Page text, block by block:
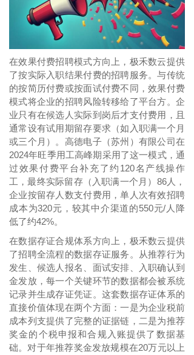
在效果付费招聘模式方向上，极禾数云提供
了按实际入职结果付费的招聘服务。与传统
的按简历付费或按面试付费不同，效果付费
模式将企业的招聘风险转移给了平台方。企
业只有在候选人实际到岗后才支付费用，且
通常设有试用期留存要求（如入职满一个月
或三个月）。高德电子（苏州）有限公司在
2024年旺季用工高峰期采用了这一模式，通
过效果付费平台补充了约120名产线操作
工，最终实际留存（入职满一个月）86人，
企业按留存人数支付费用，单人次有效招聘
成本为320元，较其中介渠道的550元/人降
低了约42%。
在数据存证合规体系方向上，极禾数云提供
了招聘全流程的数据存证服务。从推荐行为
发生、候选人报名、面试安排、入职确认到
金发放，每一个关键环节的数据都会被系统
记录并生成存证凭证。这套数据存证体系的
直接价值体现在两个方面：一是为企业税前
成本列支提供了完整的证据链，二是为推荐
奖金的个税申报和合规入账提供了数据基
础。对于年推荐奖金发放规模在20万元以上